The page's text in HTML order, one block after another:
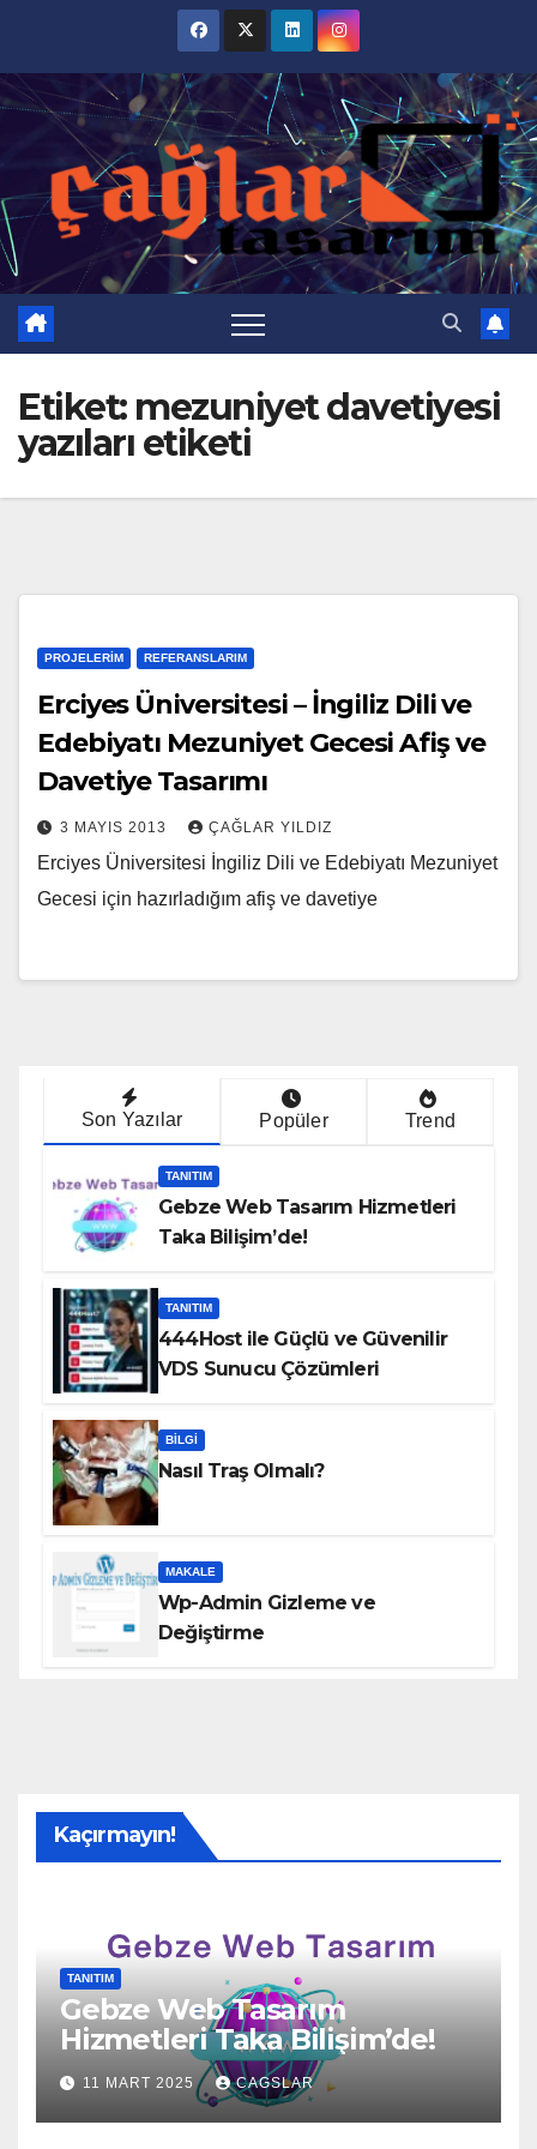
content
Etiket: mezuniyet davetiyesi
yazıları etiketi
PROJELERIM REFERANSLARIM
Erciyes Üniversitesi – İngiliz Dili ve
Edebiyatı Mezuniyet Gecesi Afiş ve
Davetiye Tasarımı
3 MAYIS 2013 ÇAĞLAR YILDIZ
Erciyes Üniversitesi İngiliz Dili ve Edebiyatı Mezuniyet
Gecesi için hazırladığım afiş ve davetiye
Son Yazılar Popüler Trend
TANITIM
Gebze Web Tasarım Hizmetleri
Taka Bilişim’de!
TANITIM
444Host ile Güçlü ve Güvenilir
VDS Sunucu Çözümleri
BILGI
Nasıl Traş Olmalı?
MAKALE
Wp-Admin Gizleme ve
Değiştirme
Kaçırmayın!
TANITIM
Gebze Web Tasarım
Hizmetleri Taka Bilişim’de!
11 MART 2025 CAGSLAR